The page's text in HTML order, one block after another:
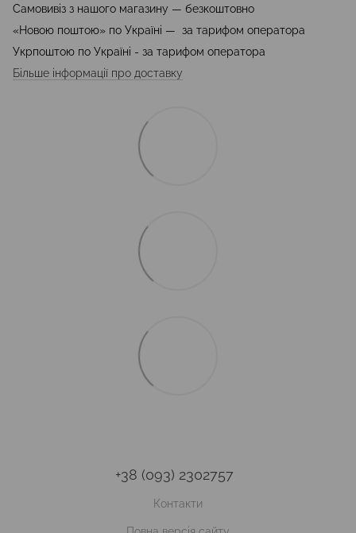
Самовивіз з нашого магазину — безкоштовно
«Новою поштою» по Україні — за тарифом оператора
Укрпоштою по Україні - за тарифом оператора
Більше інформації про доставку
+38 (093) 2302757
Контакти